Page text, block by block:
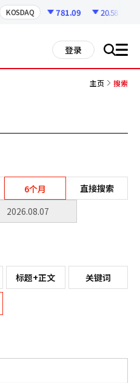
KOSDAQ 781.09 20.58
登录 搜 all
主页 搜索
6个月 直接搜索
标题+正文 关键词